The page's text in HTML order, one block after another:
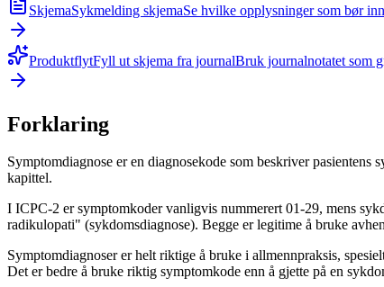
SkjemaSykmelding skjemaSe hvilke opplysninger som bør
ProduktflytFyll ut skjema fra journalBruk journalnotatet som
Forklaring
Symptomdiagnose er en diagnosekode som beskriver
kapittel.
I ICPC-2 er symptomkoder vanligvis nummerert 01-29, mens
radikulopati" (sykdomsdiagnose). Begge er legitime å bruke
Symptomdiagnoser er helt riktige å bruke i allmennpraksis,
Det er bedre å bruke riktig symptomkode enn å gjette på en